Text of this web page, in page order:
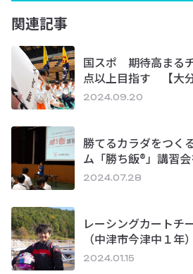
関連記事
国スポ 期待高まる
点以上目指す 【大分
2024.09.20
勝てるカラダをつく
ム「勝ち飯®」講習
2024.07.28
レーシングカート
（中津市今津中１
2024.01.15